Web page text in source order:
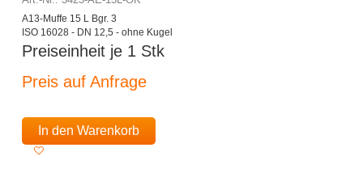
A13-Muffe 15 L Bgr. 3
ISO 16028 - DN 12,5 - ohne Kugel
Preiseinheit je 1 Stk
Preis auf Anfrage
In den Warenkorb